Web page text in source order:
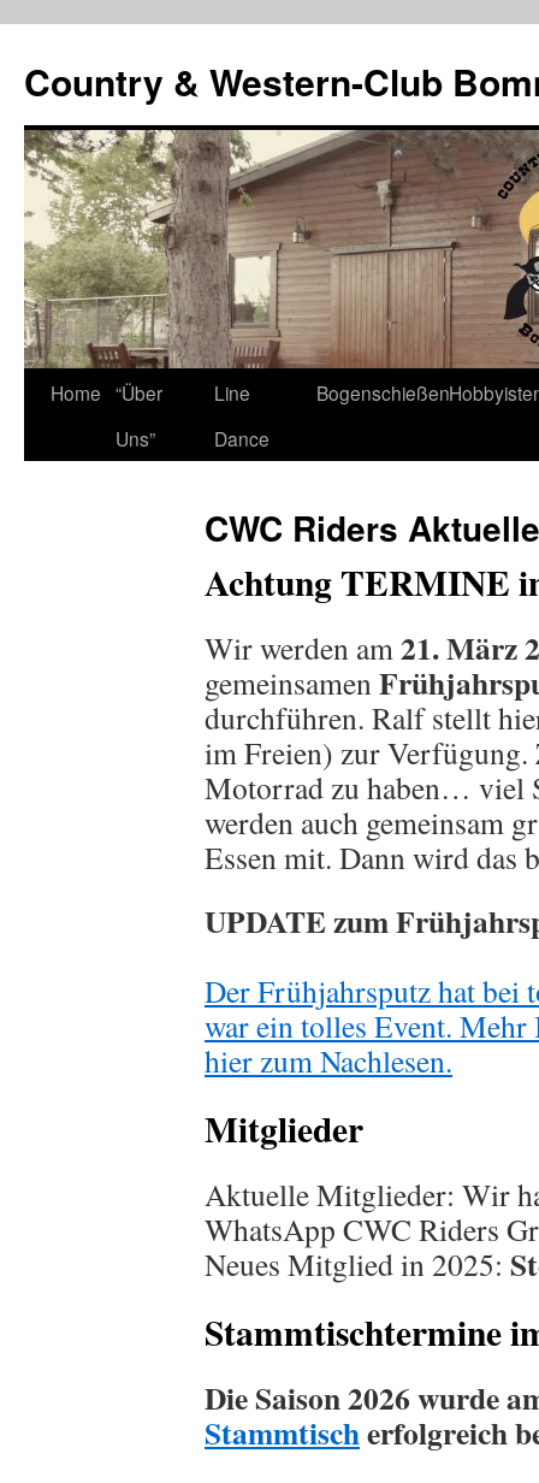
Country & Western-Club
Skip
Home “Über
Uns”
Line
Dance
Bogenschießen
CWC Riders
Achtung TERMINE
Wir werden am21. März
gemeinsamen
durchführen. Ralf stellt
im Freien) zur Verfügung.
Motorrad zu haben… viel
werden auch gemeinsam
Essen mit. Dann wird das
UPDATEzum
Der Frühjahrsputz hat bei
war ein tolles Event.
hier zum Nachlesen.
Mitglieder
Aktuelle Mitglieder: Wir
WhatsApp CWC Riders
Neues Mitglied in 2025:
Stammtischtermine
Die Saison 2026 wurde
Stammtischerfolgreich